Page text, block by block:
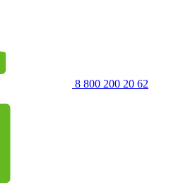
8 800 200 20 62